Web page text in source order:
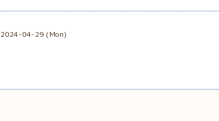
2024-04-29 (Mon)